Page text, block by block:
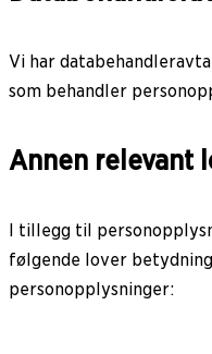
Vi har
som behandler
Annen relevant
I tillegg til
følgende lover
personopplysninger: